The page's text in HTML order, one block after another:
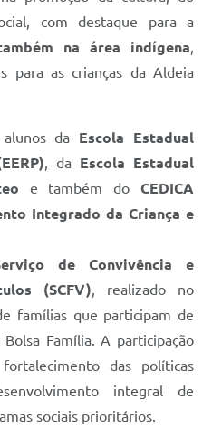
com destaque para a
na área indígena,
para as crianças da Aldeia
da Escola Estadual
, da Escola Estadual
e também doCEDICA
Integrado da Criança e
de Convivência e
(SCFV), realizado no
famílias que participam de
Família. A participação
das políticas
integral de
sociais prioritários.